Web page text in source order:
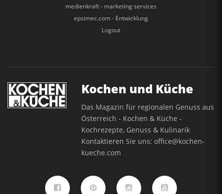
medienkraft - marketing services
epsimec.com - Entwicklung
Logout
Kochen und Küche
Das Magazin für regionalen Genuss aus
Österreich - Kochen & Küche -
Kochrezepte, Genuss & Kulinarik
Kontaktieren Sie uns:office@kochen-
kueche.com